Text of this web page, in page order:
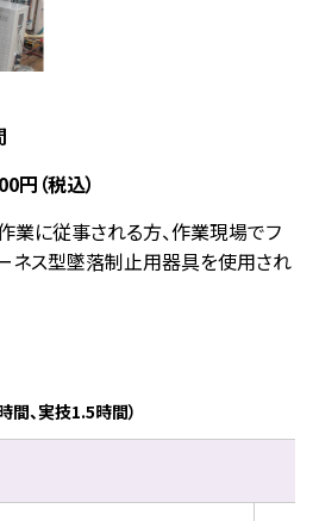
円（税込）
業に従事される方、作業現場でフ
ネス型墜落制止用器具を使用され
、実技1.5時間）